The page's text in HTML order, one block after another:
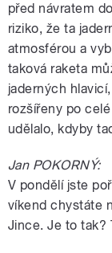
před návratem
riziko, že ta
atmosférou a
taková raketa
jaderných
rozšířeny po
udělalo, kdyby
Jan POKORNÝ:
V pondělí jste
víkend chystáte
Jince. Je to tak?